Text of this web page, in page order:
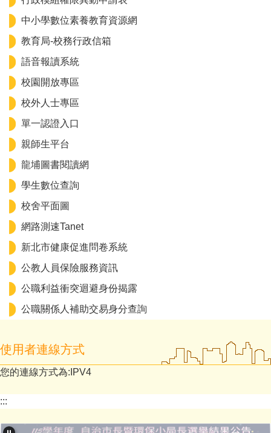
學校E行政
中小學數位素養教育資源網
教育局-校務行政信箱
語音報讀系統
校園開放專區
校外人士專區
單一認證入口
親師生平台
龍埔圖書閱讀網
學生數位查詢
校舍平面圖
網路測速Tanet
新北市健康促進問卷系統
公教人員保險服務資訊
公職利益衝突迴避身份揭露
公職關係人補助交易身分查詢
使用者連線方式
您的連線方式為:IPV4
:::